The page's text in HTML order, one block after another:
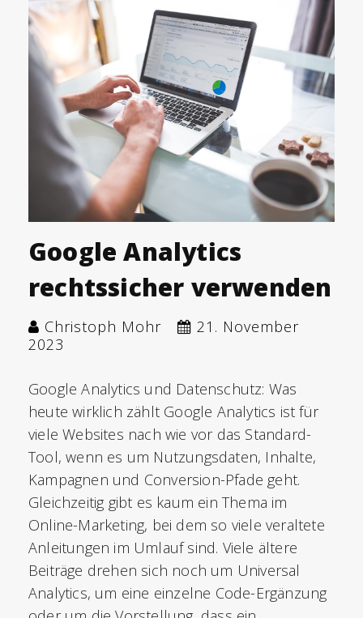
Google Analytics
rechtssicher verwenden
Christoph Mohr
21. November
2023
Google Analytics und Datenschutz: Was
heute wirklich zählt Google Analytics ist für
viele Websites nach wie vor das Standard-
Tool, wenn es um Nutzungsdaten, Inhalte,
Kampagnen und Conversion-Pfade geht.
Gleichzeitig gibt es kaum ein Thema im
Online-Marketing, bei dem so viele veraltete
Anleitungen im Umlauf sind. Viele ältere
Beiträge drehen sich noch um Universal
Analytics, um eine einzelne Code-Ergänzung